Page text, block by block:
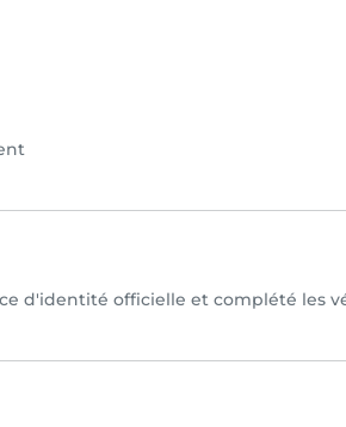
d'identité officielle et complété les